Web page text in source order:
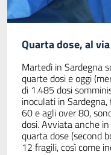
Quarta dose, al
Martedì in Sardegna
quarte dosi e oggi
di 1.485 dosi
inoculati in
60 e agli over 80,
dosi. Avviata anche
quarta dose (second
12 fragili, così come